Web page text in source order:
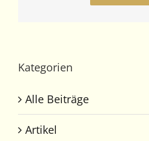
Kategorien
Alle Beiträge
Artikel